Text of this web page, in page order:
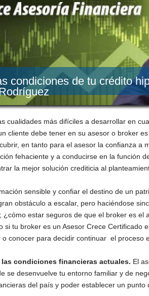
condiciones de tu crédito
cualidades más difíciles a desarrollar en
cliente debe tener en su asesor o broker
en tanto para el asesor la confianza a
fehaciente y a conducirse en la función
la mejor solución crediticia al
sensible y confiar el destino de un
obstáculo a escalar, pero haciéndose
¿cómo estar seguros de que el broker es el
si tu broker es un Asesor Crece Certificado
o conocer para decidir continuar el proceso
las condiciones financieras actuales. El
se desenvuelve tu entorno familiar y de
del país y poder establecer un